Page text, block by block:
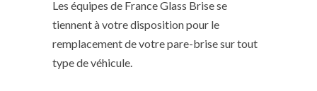
Les équipes de France Glass Brise se
tiennent à votre disposition pour le
remplacement de votre pare-brise sur tout
type de véhicule.